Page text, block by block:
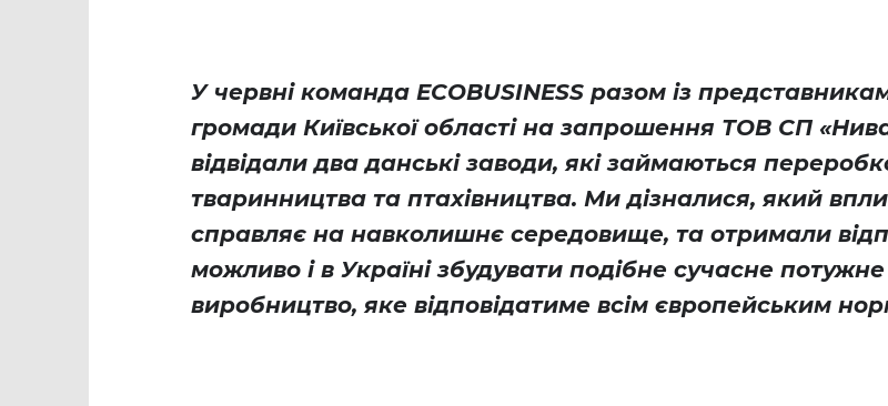
У червні команда ECOBUSINESS разом із
громади Київської області на запрошення ТОВ СП
відвідали два данські заводи, які займаються
тваринництва та птахівництва. Ми дізналися, який
справляє на навколишнє середовище, та отримали
можливо і в Україні збудувати подібне сучасне
виробництво, яке відповідатиме всім європейським